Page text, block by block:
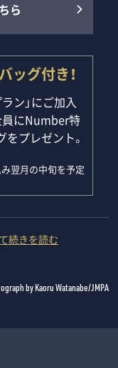
ら
ッグ付き！
ン」にご加入
員にNumber特
プレゼント。
翌月の中旬を予定
続きを読む
by Kaoru Watanabe/JMPA